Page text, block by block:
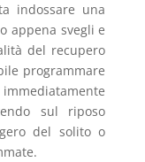
indossare una
appena svegli e
del recupero
programmare
sul riposo
del solito o